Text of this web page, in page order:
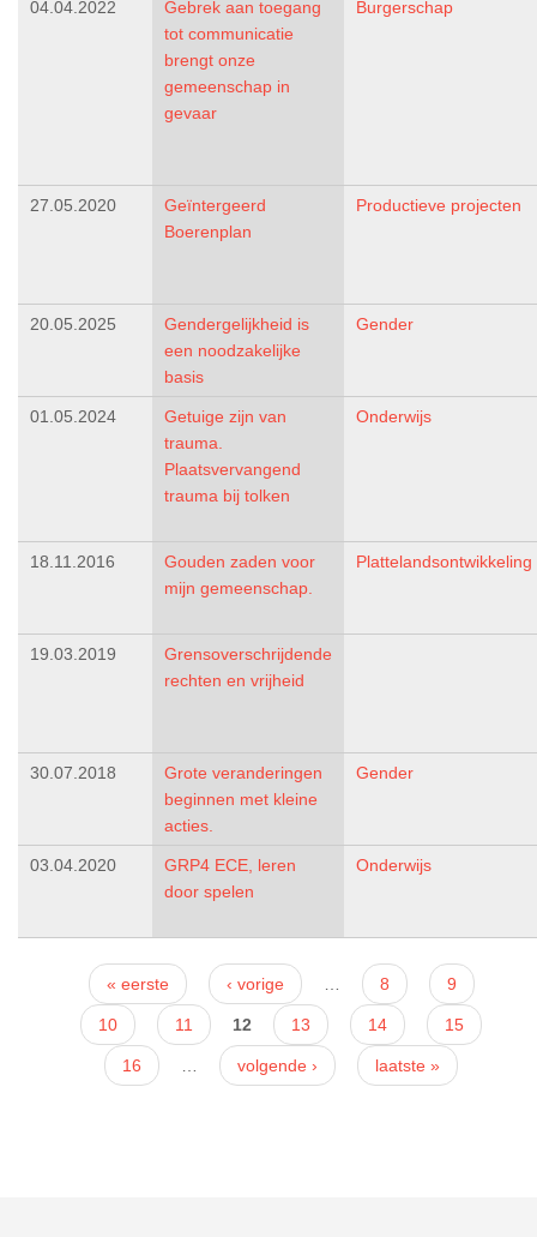
04.04.2022
Gebrek aan toegang
tot communicatie
brengt onze
gemeenschap in
gevaar
Burgerschap
27.05.2020
Geïntergeerd
Boerenplan
Productieve projecten
20.05.2025
Gendergelijkheid is
een noodzakelijke
basis
Gender
01.05.2024
Getuige zijn van
trauma.
Plaatsvervangend
trauma bij tolken
Onderwijs
18.11.2016
Gouden zaden voor
mijn gemeenschap.
Plattelandsontwikkeling
19.03.2019
Grensoverschrijdende
rechten en vrijheid
30.07.2018
Grote veranderingen
beginnen met kleine
acties.
Gender
03.04.2020
GRP4 ECE, leren
door spelen
Onderwijs
Pagina's« eerste ‹ vorige 8 9
10 11 12 13 14 15
16 volgende › laatste »